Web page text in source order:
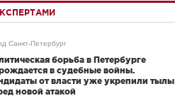
Санкт-Петербург
борьба в Петербурге
в судебные войны.
от власти уже укрепили тылы
новой атакой